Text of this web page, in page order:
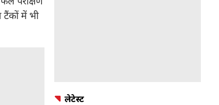
टैंकों में भी
लेटेस्ट